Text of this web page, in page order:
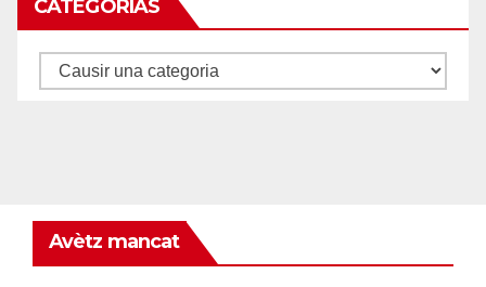
CATEGORIAS
Categorias
Avètz mancat